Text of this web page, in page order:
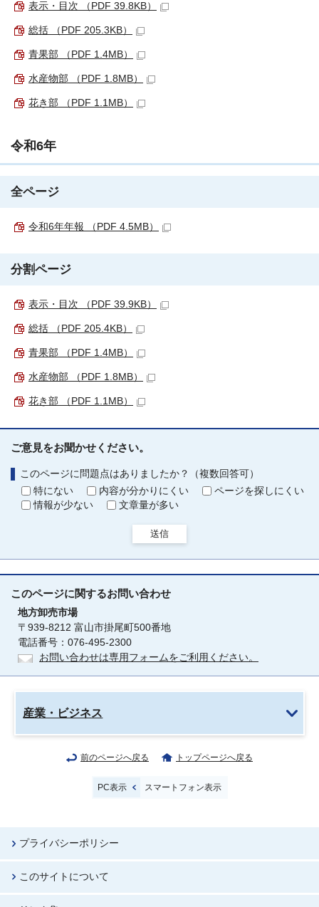
表示・目次 （PDF 39.8KB）
総括 （PDF 205.3KB）
青果部 （PDF 1.4MB）
水産物部 （PDF 1.8MB）
花き部 （PDF 1.1MB）
令和6年
全ページ
令和6年年報 （PDF 4.5MB）
分割ページ
表示・目次 （PDF 39.9KB）
総括 （PDF 205.4KB）
青果部 （PDF 1.4MB）
水産物部 （PDF 1.8MB）
花き部 （PDF 1.1MB）
ご意見をお聞かせください。
このページに問題点はありましたか？（複数回答可）
特にない
内容が分かりにくい
ページを探しにくい
情報が少ない
文章量が多い
送信
このページに関するお問い合わせ
地方卸売市場
〒939-8212 富山市掛尾町500番地
電話番号：076-495-2300
お問い合わせは専用フォームをご利用ください。
産業・ビジネス
前のページへ戻る トップページへ戻る
PC表示 スマートフォン表示
プライバシーポリシー
このサイトについて